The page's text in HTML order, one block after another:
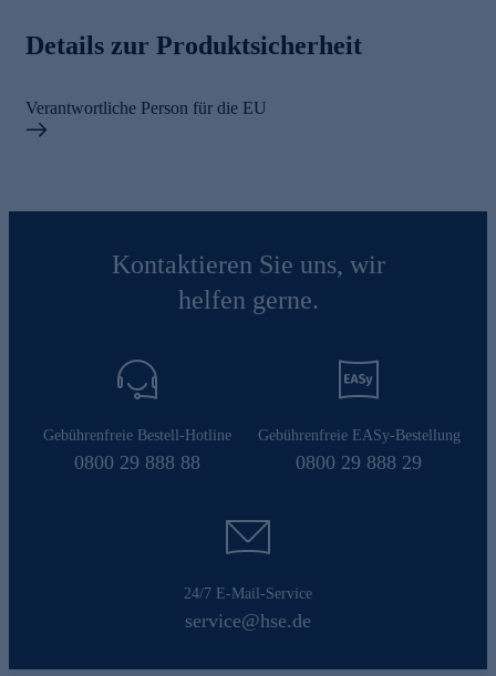
Details zur Produktsicherheit
Verantwortliche Person für die EU
Kontaktieren Sie uns, wir
helfen gerne.
Gebührenfreie Bestell-Hotline
0800 29 888 88
Gebührenfreie EASy-Bestellung
0800 29 888 29
24/7 E-Mail-Service
service@hse.de